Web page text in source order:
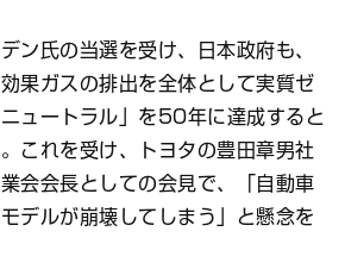
ン氏の当選を受け、日本政府も、
果ガスの排出を全体として実質ゼ
ュートラル」を50年に達成すると
これを受け、トヨタの豊田章男社
会会長としての会見で、「自動車
デルが崩壊してしまう」と懸念を